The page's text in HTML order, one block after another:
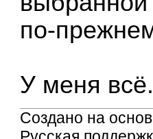
по-
У меня
Создано на